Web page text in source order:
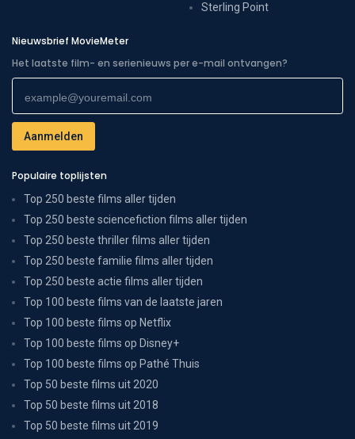
Sterling Point
Nieuwsbrief MovieMeter
Het laatste film- en serienieuws per e-mail ontvangen?
Populaire toplijsten
Top 250 beste films aller tijden
Top 250 beste sciencefiction films aller tijden
Top 250 beste thriller films aller tijden
Top 250 beste familie films aller tijden
Top 250 beste actie films aller tijden
Top 100 beste films van de laatste jaren
Top 100 beste films op Netflix
Top 100 beste films op Disney+
Top 100 beste films op Pathé Thuis
Top 50 beste films uit 2020
Top 50 beste films uit 2018
Top 50 beste films uit 2019